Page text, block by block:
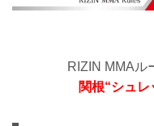
RIZIN MMAル
関根“シュレ